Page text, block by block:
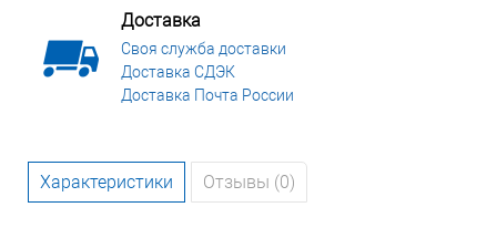
Доставка
Своя служба доставки
Доставка СДЭК
Доставка Почта России
Характеристики Отзывы (0)